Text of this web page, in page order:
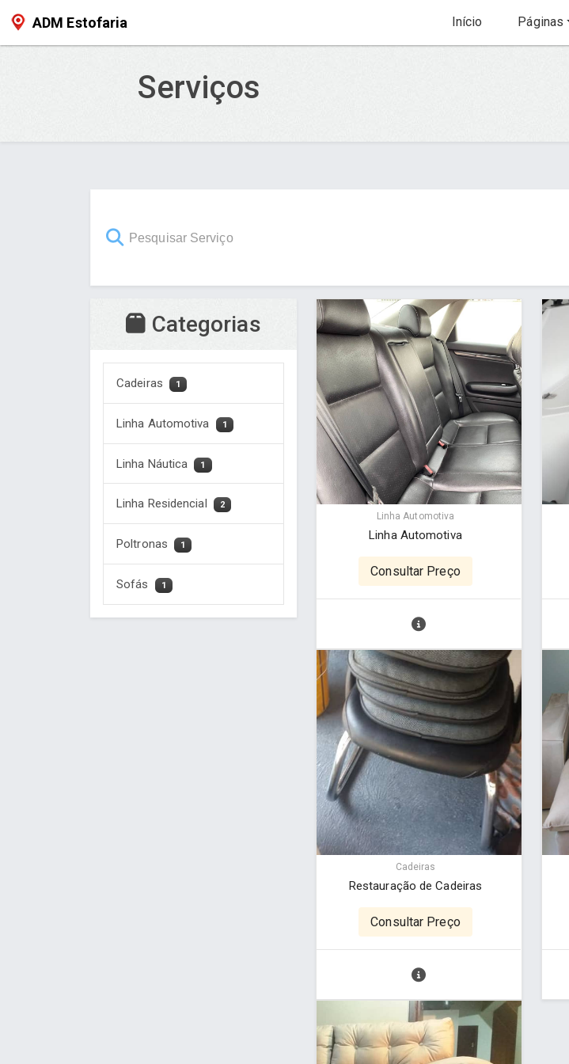
ADM Estofaria Início Páginas
Serviços
Categorias
Cadeiras 1
Linha Automotiva 1
Linha Náutica 1
Linha Residencial 2
Poltronas 1
Sofás 1
Linha Automotiva
Linha Automotiva
Consultar Preço
Cadeiras
Restauração de Cadeiras
Consultar Preço